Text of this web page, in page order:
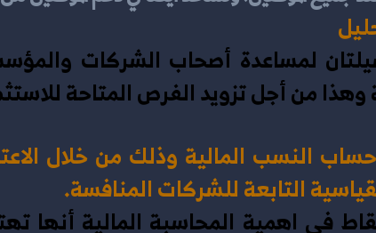
وهذا من أجل تزويد الفرص المتاحة
التابعة للشركات المنافسة.